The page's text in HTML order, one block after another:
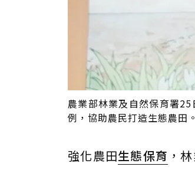
農業部林業及自然保育署
例，協助農民打造生態農田
強化農田生態保育 ，